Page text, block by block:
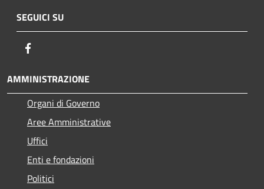
SEGUICI SU
AMMINISTRAZIONE
Organi di Governo
Aree Amministrative
Uffici
Enti e fondazioni
Politici